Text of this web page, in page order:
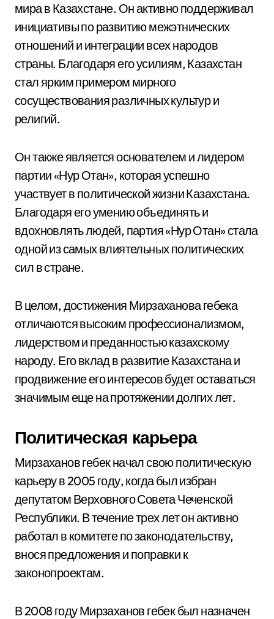
мира в Казахстане. Он активно поддерживал
инициативы по развитию межэтнических
отношений и интеграции всех народов
страны. Благодаря его усилиям, Казахстан
стал ярким примером мирного
сосуществования различных культур и
религий.
Он также является основателем и лидером
партии «Нур Отан», которая успешно
участвует в политической жизни Казахстана.
Благодаря его умению объединять и
вдохновлять людей, партия «Нур Отан» стала
одной из самых влиятельных политических
сил в стране.
В целом, достижения Мирзаханова гебека
отличаются высоким профессионализмом,
лидерством и преданностью казахскому
народу. Его вклад в развитие Казахстана и
продвижение его интересов будет оставаться
значимым еще на протяжении долгих лет.
Политическая карьера
Мирзаханов гебек начал свою политическую
карьеру в 2005 году, когда был избран
депутатом Верховного Совета Чеченской
Республики. В течение трех лет он активно
работал в комитете по законодательству,
внося предложения и поправки к
законопроектам.
В 2008 году Мирзаханов гебек был назначен